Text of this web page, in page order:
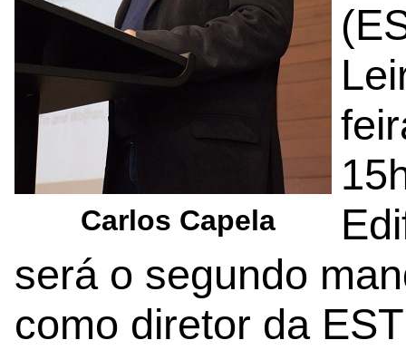
Carlos Capela
será o segundo
como diretor da